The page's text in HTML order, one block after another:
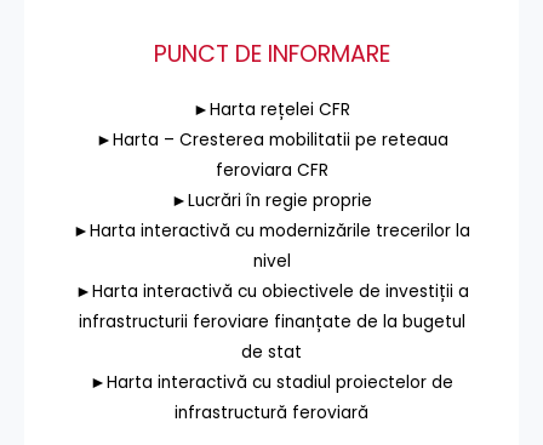
PUNCT DE INFORMARE
►Harta rețelei CFR
►Harta – Cresterea mobilitatii pe reteaua
feroviara CFR
►Lucrări în regie proprie
►Harta interactivă cu modernizările trecerilor la
nivel
►Harta interactivă cu obiectivele de investiții a
infrastructurii feroviare finanțate de la bugetul
de stat
►Harta interactivă cu stadiul proiectelor de
infrastructură feroviară